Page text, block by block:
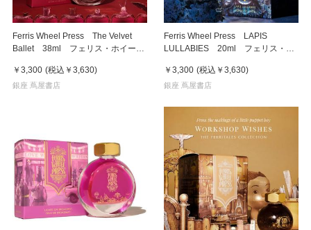
Ferris Wheel Press The Velvet
Ballet 38ml フェリス・ホイー
￥3,300 (税込 ￥3,630)
銀座 蔦屋書店
Ferris Wheel Press LAPIS
LULLABIES 20ml フェリス・ホ
￥3,300 (税込 ￥3,630)
銀座 蔦屋書店